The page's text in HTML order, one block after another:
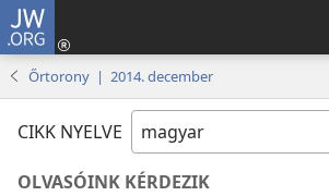
JW.ORG
Őrtorony | 2014. december
CIKK NYELVE
OLVASÓINK KÉRDEZIK